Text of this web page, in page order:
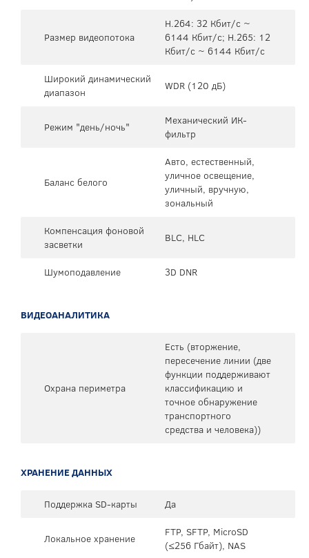
Размер видеопотока
H.264: 32 Кбит/с ~
6144 Кбит/с; H.265: 12
Кбит/с ~ 6144 Кбит/с
Широкий динамический
диапазон
WDR (120 дБ)
Режим "день/ночь"
Механический ИК-
фильтр
Баланс белого
Авто, естественный,
уличное освещение,
уличный, вручную,
зональный
Компенсация фоновой
засветки
BLC, HLC
Шумоподавление 3D DNR
ВИДЕОАНАЛИТИКА
Охрана периметра
Есть (вторжение,
пересечение линии (две
функции поддерживают
классификацию и
точное обнаружение
транспортного
средства и человека))
ХРАНЕНИЕ ДАННЫХ
Поддержка SD-карты Да
Локальное хранение
FTP, SFTP, MicroSD
(≤256 Гбайт), NAS